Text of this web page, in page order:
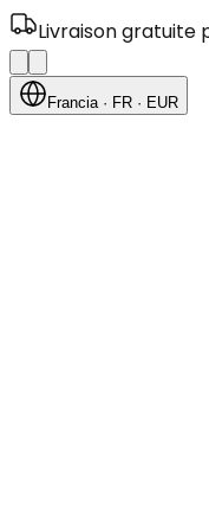
Livraison gratuite
Francia· FR · EUR